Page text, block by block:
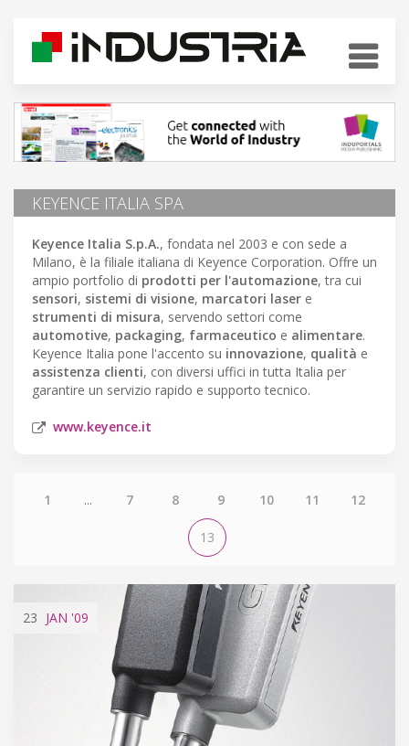
KEYENCE ITALIA SPA
Keyence Italia S.p.A., fondata nel 2003 e con sede a
Milano, è la filiale italiana di Keyence Corporation. Offre un
ampio portfolio di prodotti per l'automazione, tra cui
sensori, sistemi di visione, marcatori laser e
strumenti di misura, servendo settori come
automotive, packaging, farmaceutico e alimentare.
Keyence Italia pone l'accento su innovazione, qualità e
assistenza clienti, con diversi uffici in tutta Italia per
garantire un servizio rapido e supporto tecnico.
www.keyence.it
1 ... 7 8 9 10 11 12
13
23 JAN '09